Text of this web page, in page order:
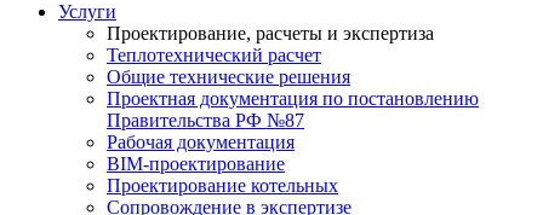
Услуги
Проектирование, расчеты и экспертиза
Теплотехнический расчет
Общие технические решения
Проектная документация по постановлению
Правительства РФ №87
Рабочая документация
BIM-проектирование
Проектирование котельных
Сопровождение в экспертизе